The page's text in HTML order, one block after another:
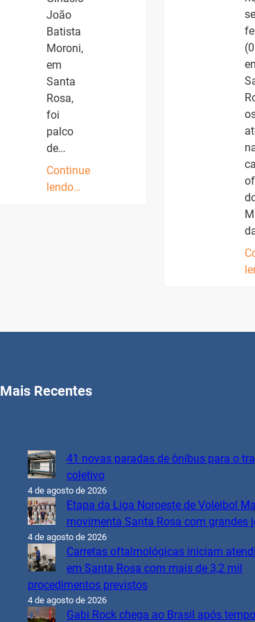
João
Batista
Moroni,
em
Santa
Rosa,
foi
palco
de…
Continue
lendo…
Mais Recentes
41 novas paradas de ônibus para o
coletivo
4 de agosto de 2026
Etapa da Liga Noroeste de Voleibol
movimenta Santa Rosa com grandes
4 de agosto de 2026
Carretas oftalmológicas iniciam
em Santa Rosa com mais de 3,2 mil
procedimentos previstos
4 de agosto de 2026
Gabi Rock chega ao Brasil após